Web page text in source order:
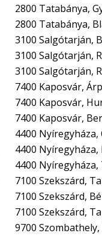
2800 Tatabánya,
2800 Tatabánya,
3100 Salgótarján,
3100 Salgótarján,
3100 Salgótarján,
7400 Kaposvár,
7400 Kaposvár,
7400 Kaposvár,
4400 Nyíregyháza,
4400
4400 Nyíregyháza,
7100 Szekszárd,
7100 Szekszárd,
7100 Szekszárd,
9700